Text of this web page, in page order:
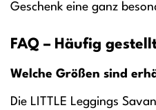
Geschenk eine ganz
FAQ – Häufig
Welche Größen sind
Die LITTLE Leggings